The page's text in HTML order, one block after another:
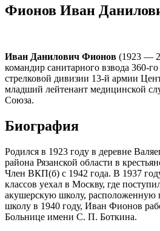
Фионов Иван
Иван Данилович Фионов (1923 —
командир санитарного взвода 360-
стрелковой дивизии 13-й армии
младший лейтенант медицинской
Союза.
Биография
Родился в 1923 году в деревне
района Рязанской области в
Член ВКП(б) с 1942 года. В 1937
классов уехал в Москву, где
акушерскую школу,
школу в 1940 году, Иван Фионов
Больнице имени С. П. Боткина.